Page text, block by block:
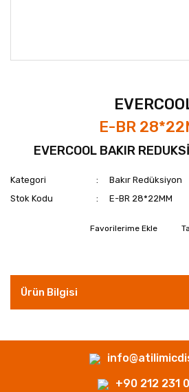
E-BR
EVERCOOL BAKIR
Kategori
Bakır Redüksiyon
Stok Kodu
E-BR 28*22MM
Ürün Bilgisi
+90 212 231